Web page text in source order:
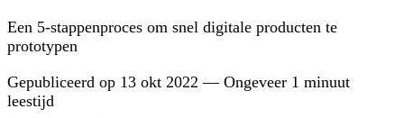
Een 5-stappenproces om snel digitale producten te
prototypen
Gepubliceerd op 13 okt 2022 —Ongeveer 1 minuut
leestijd